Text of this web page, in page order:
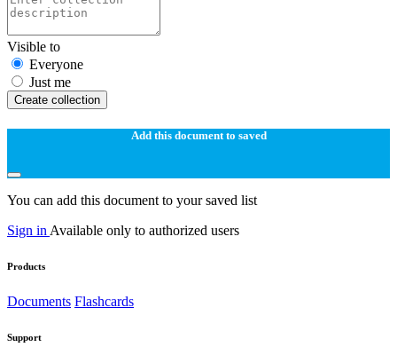
Visible to
Everyone
Just me
Create collection
Add this document to saved
You can add this document to your saved list
Sign in Available only to authorized users
Products
Documents Flashcards
Support